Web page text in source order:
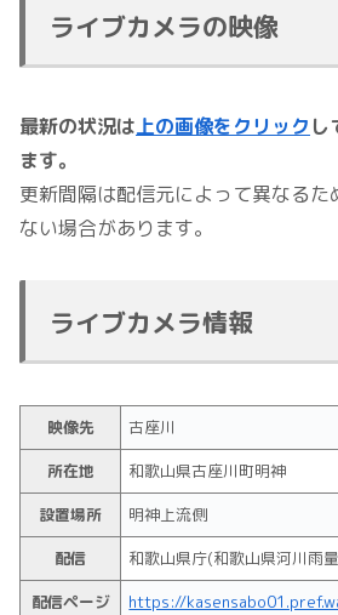
ライブカメラの映像
最新の状況は上の画像をクリック し
ます。
更新間隔は配信元によって異なる
ない場合があります。
ライブカメラ情報
映像先
古座川
所在地
和歌山県古座川町明神
設置場所
明神上流側
配信
和歌山県庁(和歌山県河川雨
配信ページ